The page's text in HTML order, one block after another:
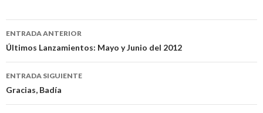
Navegación
de
entradas
ENTRADA ANTERIOR
Últimos Lanzamientos: Mayo y Junio del 2012
ENTRADA SIGUIENTE
Gracias, Badía